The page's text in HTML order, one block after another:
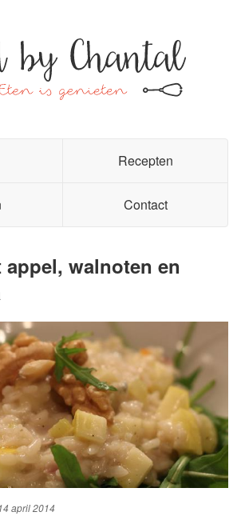
Recepten
Contact
walnoten en
april 2014